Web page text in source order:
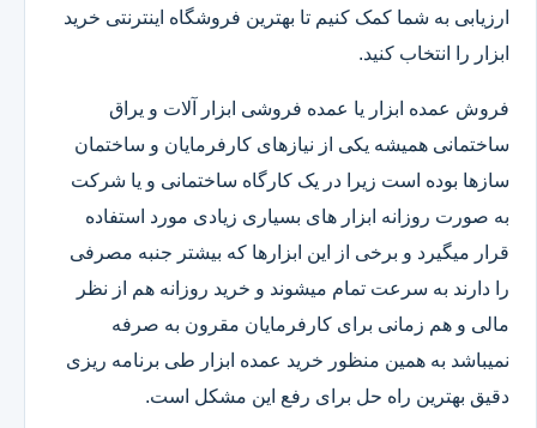
ارزیابی به شما کمک کنیم تا بهترین فروشگاه اینترنتی خرید
ابزار را انتخاب کنید.
فروش عمده ابزار یا عمده فروشی ابزار آلات و یراق
ساختمانی همیشه یکی از نیازهای کارفرمایان و ساختمان
سازها بوده است زیرا در یک کارگاه ساختمانی و یا شرکت
به صورت روزانه ابزار های بسیاری زیادی مورد استفاده
قرار میگیرد و برخی از این ابزارها که بیشتر جنبه مصرفی
را دارند به سرعت تمام میشوند و خرید روزانه هم از نظر
مالی و هم زمانی برای کارفرمایان مقرون به صرفه
نمیباشد به همین منظور خرید عمده ابزار طی برنامه ریزی
دقیق بهترین راه حل برای رفع این مشکل است.